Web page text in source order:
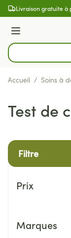
Aller au contenu
Livraison gratuite
Menu
Rechercher
Accueil / Soins à
Test de
Filtre
Prix
Marques